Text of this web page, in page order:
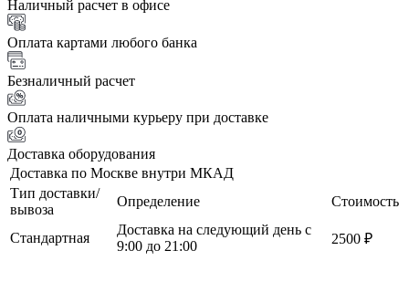
Наличный расчет в офисе
Оплата картами любого банка
Безналичный расчет
Оплата наличными курьеру при доставке
Доставка оборудования
Доставка по Москве внутри МКАД
Тип доставки/
вывоза
Определение Стоимость
Стандартная
Доставка на следующий день с
9:00 до 21:00
2500 ₽